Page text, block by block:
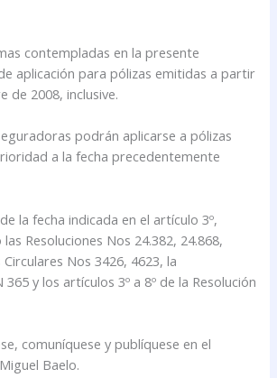
contempladas en la presente
aplicación para pólizas emitidas a partir
de 2008, inclusive.
podrán aplicarse a pólizas
a la fecha precedentemente
la fecha indicada en el artículo 3º,
Resoluciones Nos 24.382, 24.868,
Circulares Nos 3426, 4623, la
365 y los artículos 3º a 8º de la Resolución
comuníquese y publíquese en el
Baelo.